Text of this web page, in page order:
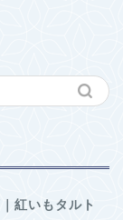
紅いもタルト